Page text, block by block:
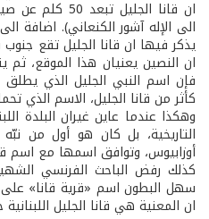
ان قانا الجليل
الى الإله آشور الكنعاني). اضافة
يذكر فيها ان قانا الجليل تقع
ان النصين يعنيان هذا الموقع، ثم
فإن اسم النبي الجليل الذي
كأثر من قانا الجليل، الاسم الذي
وهكذا عندما عاين غيران البلدة
التاريخية، بل كان هو أول من
أوزابيوس، وتوافق اسمها مع اسم
كذلك رفض الباحث الفرنسي
سهل البطون اسم «قرية قانا» على
ان المعنية هي قانا الجليل